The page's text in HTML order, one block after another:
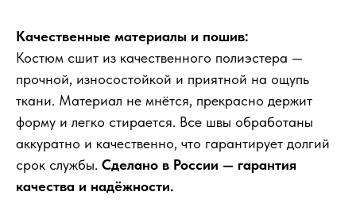
Качественные материалы и пошив:
Костюм сшит из качественного полиэстера —
прочной, износостойкой и приятной на ощупь
ткани. Материал не мнётся, прекрасно держит
форму и легко стирается. Все швы обработаны
аккуратно и качественно, что гарантирует долгий
срок службы. Сделано в России — гарантия
качества и надёжности.